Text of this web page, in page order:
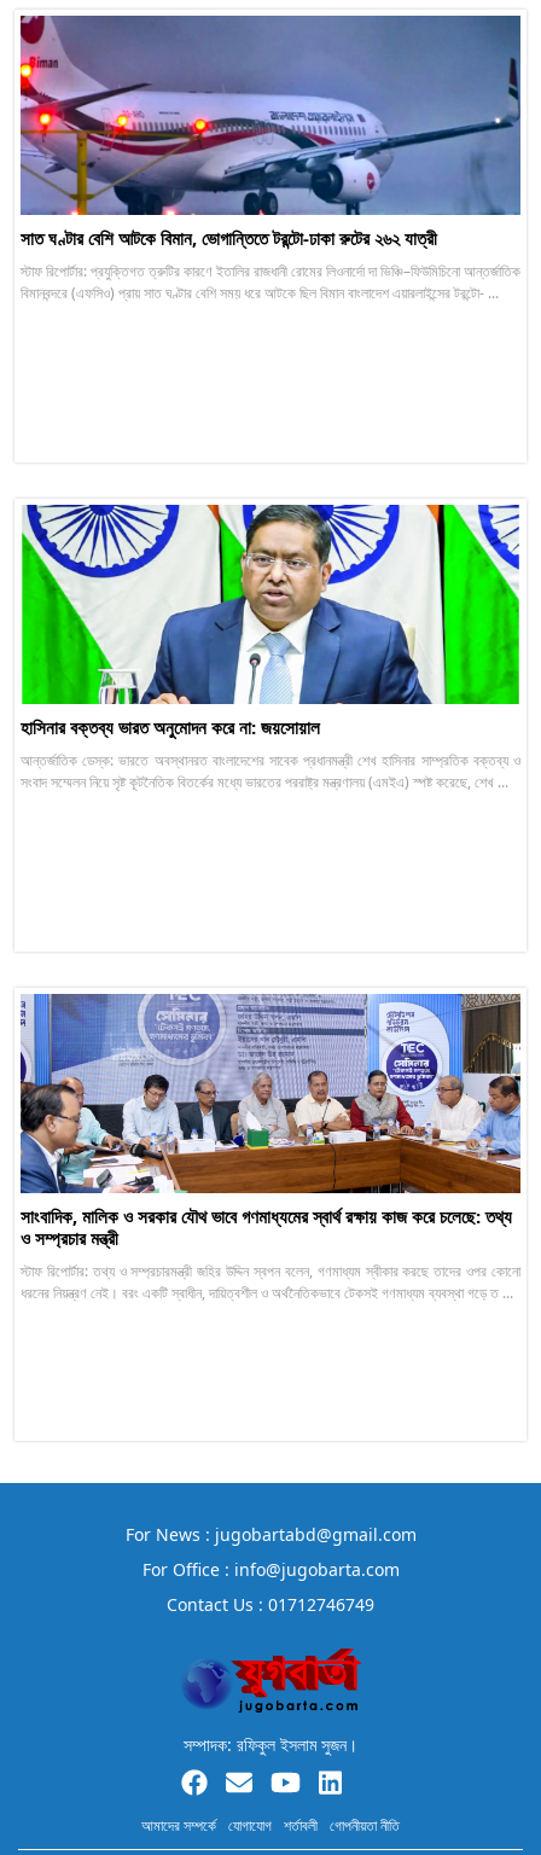
সাত ঘণ্টার বেশি আটকে বিমান, ভোগান্তিতে টরন্টো-ঢাকা রুটের ২৬২ যাত্রী
স্টাফ রিপোর্টার: প্রযুক্তিগত ত্রুটির কারণে ইতালির রাজধানী রোমের লিওনার্দো দা ভিঞ্চি–ফিউমিচিনো আন্তর্জাতিক
বিমানবন্দরে (এফসিও) প্রায় সাত ঘণ্টার বেশি সময় ধরে আটকে ছিল বিমান বাংলাদেশ এয়ারলাইন্সের টরন্টো- ...
হাসিনার বক্তব্য ভারত অনুমোদন করে না: জয়সোয়াল
আন্তর্জাতিক ডেস্ক: ভারতে অবস্থানরত বাংলাদেশের সাবেক প্রধানমন্ত্রী শেখ হাসিনার সাম্প্রতিক বক্তব্য ও
সংবাদ সম্মেলন নিয়ে সৃষ্ট কূটনৈতিক বিতর্কের মধ্যে ভারতের পররাষ্ট্র মন্ত্রণালয় (এমইএ) স্পষ্ট করেছে, শেখ ...
সাংবাদিক, মালিক ও সরকার যৌথ ভাবে গণমাধ্যমের স্বার্থ রক্ষায় কাজ করে চলেছে: তথ্য
ও সম্প্রচার মন্ত্রী
স্টাফ রিপোর্টার: তথ্য ও সম্প্রচারমন্ত্রী জহির উদ্দিন স্বপন বলেন, গণমাধ্যম স্বীকার করছে তাদের ওপর কোনো
ধরনের নিয়ন্ত্রণ নেই। বরং একটি স্বাধীন, দায়িত্বশীল ও অর্থনৈতিকভাবে টেকসই গণমাধ্যম ব্যবস্থা গড়ে ত ...
For News : jugobartabd@gmail.com
For Office : info@jugobarta.com
Contact Us : 01712746749
সম্পাদক: রফিকুল ইসলাম সুজন।
আমাদের সম্পর্কে যোগাযোগ শর্তাবলী গোপনীয়তা নীতি